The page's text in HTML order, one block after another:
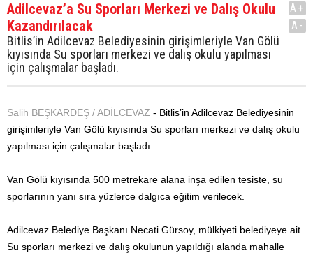
Adilcevaz’a Su Sporları Merkezi ve Dalış Okulu
Kazandırılacak
Bitlis’in Adilcevaz Belediyesinin girişimleriyle Van Gölü
kıyısında Su sporları merkezi ve dalış okulu yapılması
için çalışmalar başladı.
A+
A-
Salih BEŞKARDEŞ / ADİLCEVAZ - Bitlis’in Adilcevaz Belediyesinin
girişimleriyle Van Gölü kıyısında Su sporları merkezi ve dalış okulu
yapılması için çalışmalar başladı.
Van Gölü kıyısında 500 metrekare alana inşa edilen tesiste, su
sporlarının yanı sıra yüzlerce dalgıca eğitim verilecek.
Adilcevaz Belediye Başkanı Necati Gürsoy, mülkiyeti belediyeye ait
Su sporları merkezi ve dalış okulunun yapıldığı alanda mahalle